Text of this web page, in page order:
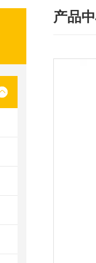
产品